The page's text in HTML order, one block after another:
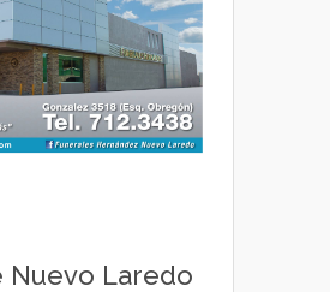
Nuevo Laredo